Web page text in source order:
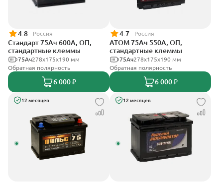
4.8 Россия
Стандарт 75Ач 600А, ОП,
стандартные клеммы
278x175x190 мм
75Ач
Обратная полярность
6 000 ₽
4.7 Россия
АТОМ 75Ач 550А, ОП,
стандартные клеммы
278х175х190 мм
75Ач
Обратная полярность
6 000 ₽
12 месяцев 12 месяцев